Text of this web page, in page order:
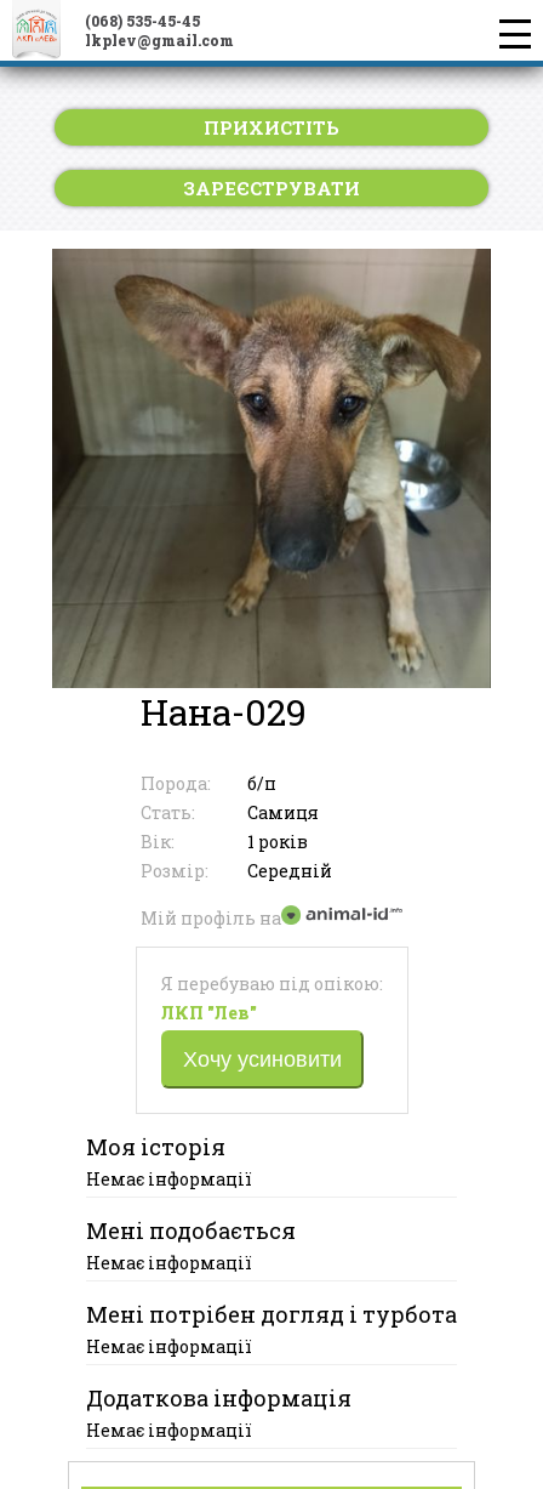
(068) 535-45-45
lkplev@gmail.com
ПРИХИСТІТЬ
ЗАРЕЄСТРУВАТИ
Нана-029
Порода:
Стать:
Вік:
Розмір:
б/п
Самиця
1 років
Середній
Мій профіль на
Я перебуваю під опікою:
ЛКП "Лев"
Хочу усиновити
Моя історія
Немає інформації
Мені подобається
Немає інформації
Мені потрібен догляд і турбота
Немає інформації
Додаткова інформація
Немає інформації